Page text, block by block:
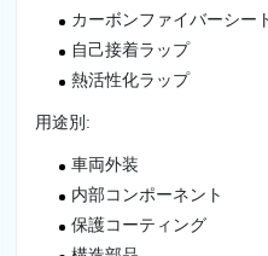
カーボンファイバーシー
自己接着ラップ
熱活性化ラップ
用途別:
車両外装
内部コンポーネント
保護コーティング